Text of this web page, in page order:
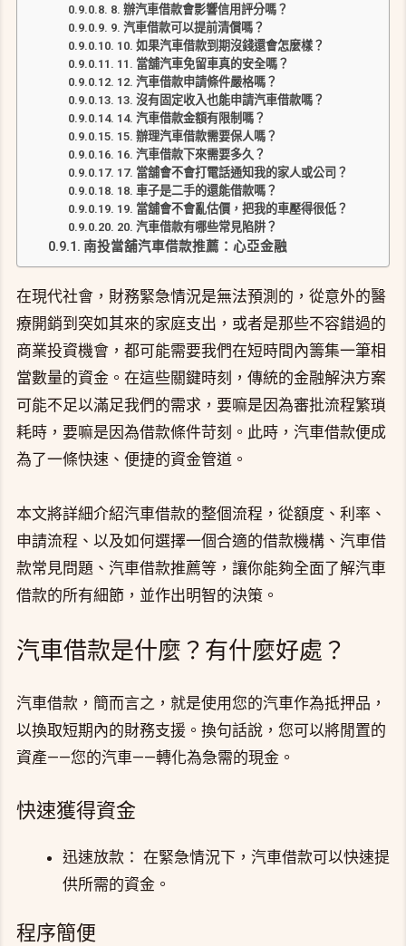
8. 辦汽車借款會影響信用評分嗎？
9. 汽車借款可以提前清償嗎？
10. 如果汽車借款到期沒錢還會怎麼樣？
11. 當舖汽車免留車真的安全嗎？
12. 汽車借款申請條件嚴格嗎？
13. 沒有固定收入也能申請汽車借款嗎？
14. 汽車借款金額有限制嗎？
15. 辦理汽車借款需要保人嗎？
16. 汽車借款下來需要多久？
17. 當舖會不會打電話通知我的家人或公司？
18. 車子是二手的還能借款嗎？
19. 當舖會不會亂估價，把我的車壓得很低？
20. 汽車借款有哪些常見陷阱？
南投當舖汽車借款推薦：心亞金融
在現代社會，財務緊急情況是無法預測的，從意外的醫
療開銷到突如其來的家庭支出，或者是那些不容錯過的
商業投資機會，都可能需要我們在短時間內籌集一筆相
當數量的資金。在這些關鍵時刻，傳統的金融解決方案
可能不足以滿足我們的需求，要嘛是因為審批流程繁瑣
耗時，要嘛是因為借款條件苛刻。此時，汽車借款便成
為了一條快速、便捷的資金管道。
本文將詳細介紹汽車借款的整個流程，從額度、利率、
申請流程、以及如何選擇一個合適的借款機構、汽車借
款常見問題、汽車借款推薦等，讓你能夠全面了解汽車
借款的所有細節，並作出明智的決策。
汽車借款是什麼？有什麼好處？
汽車借款，簡而言之，就是使用您的汽車作為抵押品，
以換取短期內的財務支援。換句話說，您可以將閒置的
資產——您的汽車——轉化為急需的現金。
快速獲得資金
迅速放款： 在緊急情況下，汽車借款可以快速提
供所需的資金。
程序簡便